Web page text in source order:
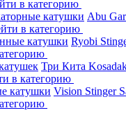
в категорию
катушки Abu
в категорию
катушки Ryobi
Три Кита
в категорию
катушки Vision Stinger